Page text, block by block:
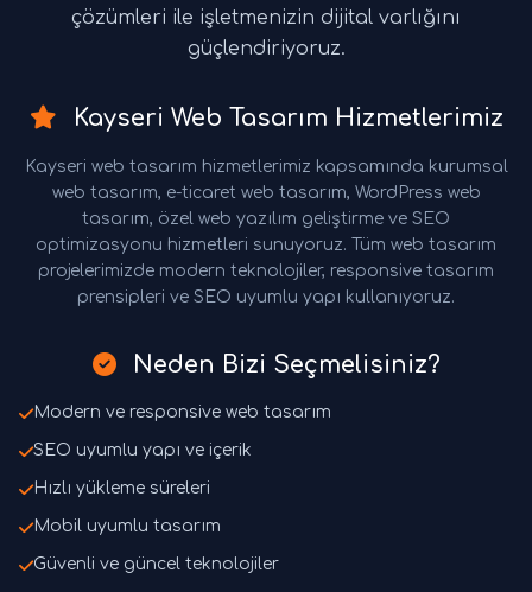
çözümleri ile işletmenizin dijital varlığını
güçlendiriyoruz.
Kayseri Web Tasarım Hizmetlerimiz
Kayseri web tasarım hizmetlerimiz kapsamında kurumsal
web tasarım, e-ticaret web tasarım, WordPress web
tasarım, özel web yazılım geliştirme ve SEO
optimizasyonu hizmetleri sunuyoruz. Tüm web tasarım
projelerimizde modern teknolojiler, responsive tasarım
prensipleri ve SEO uyumlu yapı kullanıyoruz.
Neden Bizi Seçmelisiniz?
Modern ve responsive web tasarım
SEO uyumlu yapı ve içerik
Hızlı yükleme süreleri
Mobil uyumlu tasarım
Güvenli ve güncel teknolojiler